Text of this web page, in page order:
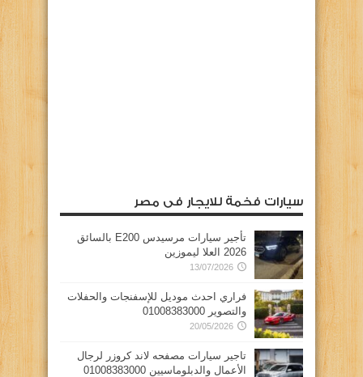
سيارات فخمة للايجار فى مصر
تأجير سيارات مرسيدس E200 بالسائق
2026 العلا ليموزين
13/07/2026
فراري احدث موديل للإسفنجات والحفلات
والتصوير 01008383000
20/05/2026
تاجير سيارات مصفحه لاند كروزر لرجال
الأعمال والدبلوماسيين 01008383000